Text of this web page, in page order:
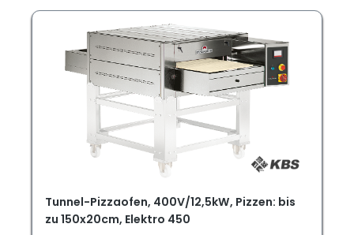
Tunnel-Pizzaofen, 400V/12,5kW, Pizzen: bis
zu 150x20cm, Elektro 450